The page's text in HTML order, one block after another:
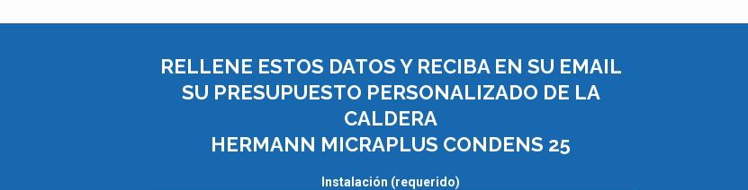
RELLENE ESTOS DATOS Y RECIBA EN SU EMAIL
SU PRESUPUESTO PERSONALIZADO DE LA
CALDERA
HERMANN MICRAPLUS CONDENS 25
Instalación (requerido)